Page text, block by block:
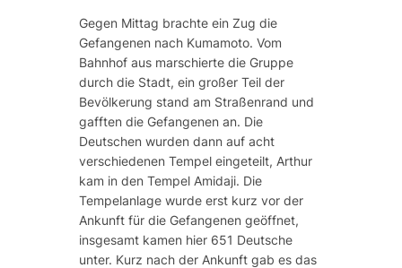
Gegen Mittag brachte ein Zug die
Gefangenen nach Kumamoto. Vom
Bahnhof aus marschierte die Gruppe
durch die Stadt, ein großer Teil der
Bevölkerung stand am Straßenrand und
gafften die Gefangenen an. Die
Deutschen wurden dann auf acht
verschiedenen Tempel eingeteilt, Arthur
kam in den Tempel Amidaji. Die
Tempelanlage wurde erst kurz vor der
Ankunft für die Gefangenen geöffnet,
insgesamt kamen hier 651 Deutsche
unter. Kurz nach der Ankunft gab es das